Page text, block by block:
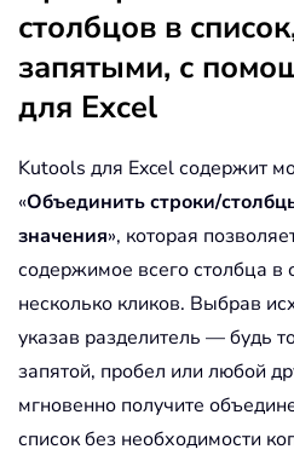
столбцов в
запятыми, с
для Excel
Kutools для Excel содержит
«Объединить строки/
значения», которая
содержимое всего столбца в
несколько кликов. Выбрав
указав разделитель — будь
запятой, пробел или любой
мгновенно получите
список без необходимости